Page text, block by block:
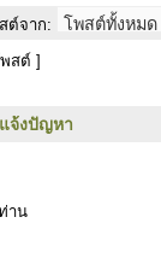
ต์จาก:
สต์ ]
จ้งปัญหา
าน